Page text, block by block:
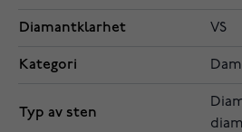
Diamantklarhet VS
Kategori
Typ av sten